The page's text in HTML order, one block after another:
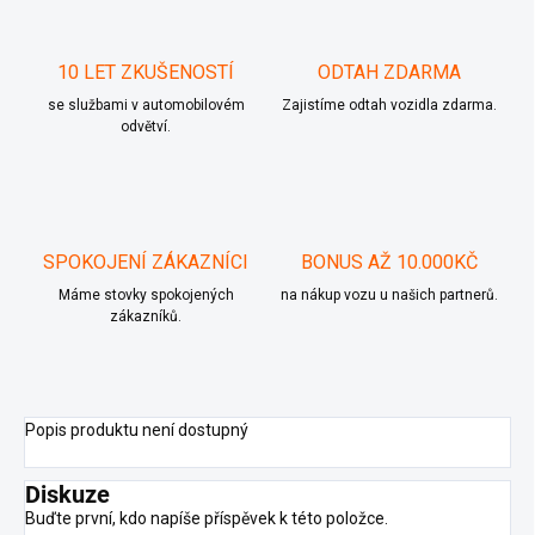
10 LET ZKUŠENOSTÍ
se službami v automobilovém
odvětví.
ODTAH ZDARMA
Zajistíme odtah vozidla zdarma.
SPOKOJENÍ ZÁKAZNÍCI
Máme stovky spokojených
zákazníků.
BONUS AŽ 10.000KČ
na nákup vozu u našich partnerů.
Popis produktu není dostupný
Diskuze
Buďte první, kdo napíše příspěvek k této položce.